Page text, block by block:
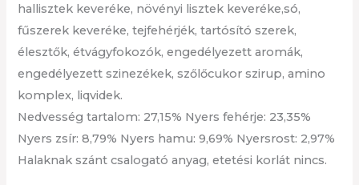
hallisztek keveréke, növényi lisztek keveréke,só,
fűszerek keveréke, tejfehérjék, tartósító szerek,
élesztők, étvágyfokozók, engedélyezett aromák,
engedélyezett szinezékek, szőlőcukor szirup, amino
komplex, liqvidek.
Nedvesség tartalom: 27,15% Nyers fehérje: 23,35%
Nyers zsír: 8,79% Nyers hamu: 9,69% Nyersrost: 2,97%
Halaknak szánt csalogató anyag, etetési korlát nincs.